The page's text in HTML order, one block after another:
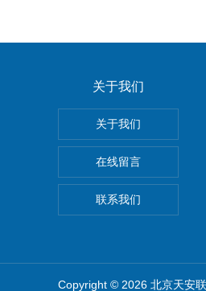
关于我们
关于我们
在线留言
联系我们
Copyright © 2026 北京天安